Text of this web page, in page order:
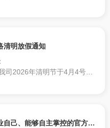
清明放假通知
司2026年清明节于4月4号至4
自己、能够自主掌控的官方网